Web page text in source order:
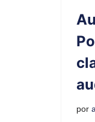
por